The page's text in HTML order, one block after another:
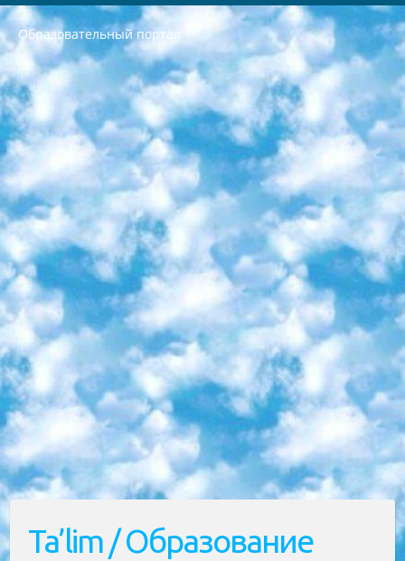
Образовательный портал
РЕСПУБЛИКА УЗБЕКИСТАН МИНИСТРЕРСТВО ДОШКОЛЬНОГО И ШКОЛЬНОГО ОБРАЗОВАНИЯ КОМАНДА в общеобразовательных учреждениях в 2023-2024 учебном году организация и проведение итоговой государственной аттестации обучающихся о Министра дошкольного и школьного образования Республики Узбекистан от 4 марта 2008 года (постановлением Минюста от 20 марта 2008 года № 1778 государственной регистрации) «Итоговое состояние учащихся общего среднего образования на основании положения об утверждении положения об аттестации общего среднего образования выпускной экзамен студентов в образовательных учреждениях в 2023-2024 учебном году В целях организации и прохождения аттестации приказываю: 1. Следующее: перечень предметов, по которым будет проводиться итоговая государственная аттестация и экзамен формы перевода согласно приложению 1; сертификаты международного образца, оценивающие уровень владения иностранными языками перечень согласно приложению 2; 2. Педагогический при специализированных образовательных учреждениях. научно-практический центр квалификации и международной оценки (Д.Давидова) 2024 г. До 25 марта: задания по предметам, по которым будет проводиться итоговая аттестация разработка и утверждение технических условий; итоговая аттестация на основании разработанного предметного задания разработка вопросов по предметам (устно и письменно), экзамен передача; общеобразовательные средние школы и специальные учебные заведения учащиеся выпускных классов школ и интернатов в агентской системе подготовка базы данных экзаменационных материалов и критериев оценки; перевод базы экзаменационных материалов на все языки обучения подать в Республиканский образовательный центр для изготовления; варианты экзаменов на основе разработанных контрольных материалов пусть будут поставлены задачи формирования. 3. Республиканский образовательный центр (Ш.Худайкулов) до 5 апреля 2024 года. до: база данных предоставленных экзаменационных материалов на все языки обучения перевод и экспертиза; для слепых, слабовидящих, глухих, слабослышащих и умственно отсталых детей учащиеся выпускных классов специализированных школ и школ-интернатов база данных экзаменационных материалов на всех преподаваемых языках подготовка критериев оценки; специализированные школы для умственно отсталых детей и технологии для учащихся выпускных классов школ-интернатов разработка соответствующих рекомендаций и критериев проведения ЕГЭ по естествознанию давать задания. 4. Педагогический при специализированных образовательных учреждениях. Научно-практический центр навыков и международной оценки (Д.Давидова), Республика образовательный центр (Худайкулов Ш.) итоговый государственный аттестационный экзамен ориентирован на творческое и логическое мышление при подготовке базы материалов учитывать введение заданий. 5. Следует отметить, что: сертификат государственного образца о знании общеобразовательного предмета и как минимум национальный уровень B1 по предметам на иностранных языках, указанным в Приложении 2. или международно признанный сертификат эквивалентного уровня студенты, изучающие определенный предмет, освобождаются от экзамена; по соответствующим предметам запланирована итоговая государственная аттестация за день до дня, путем жеребьевки Рабочей группой (в письменной форме по предметам, проводимым в форме) из числа сформированных вариантов выбрано 2 варианта; 2 выбранных варианта экзамена анонсированы на официальном сайте министерства и все выпускники по всей стране на основе этих вариантов проводит итоговую государственную аттестацию. 6. Государственное образование учащихся средних общеобразовательных учреждений. знания в соответствии с квалификационными требованиями, которые необходимо приобрести на основании стандартов итоговый (выпускной) контроль для 9 и 11 классов в целях тестирования Экзамены (далее – экзамены) состоят из предметов, перечисленных в приложении 1. будет сделано. 7. Экзамены пройдут с 26 мая по 15 июня 2024 г. (кроме науки физического воспитания). 8. Физическая для учащихся 9 классов общесредних образовательных учреждений. Экзамены по предмету «Образование, квалификация медицина» 1-6 мая 2024 года. сотрудники перевести под присмотр (с отклонениями в физическом или умственном развитии) специализированная школа для детей, школы-интернаты и со сколиозом школы-интернаты санаторного типа для больных детей исключены). 9. Он был слепым, слабовидящим и имел нарушения опорно-двигательного аппарата. экзамены в специализированных школах и интернатах для детей должны проводиться исходя из требований, предъявляемых к общеобразовательным учреждениям (физкультура кроме науки). 10. Специализированная школа для глухих и слабослышащих детей. и экзамены в интернатах и быть реализован в виде письменного теста по математике. 11. Специальность для умственно отсталых детей. Для 9 класса Родной язык и литературное письмо Государственный язык (язык обучения – узбекский). для неклассов) написано Математическое письмо Письменная/устная история Узбекистана Физическое воспитание практично Итоговый контроль Для 11 класса Написание родного языка и литературы (эссе) Математическое письмо Узбекский язык (обучение на узбекском языке) не посещающее общее среднее образование для учреждений)/Образовательное учреждение выбор письменный и устный Иностранный язык письменный/устный Письменная/устная история Узбекистана *По выбору студента:  Химия  Физика  Основы государственного права  География 10 бесплатных образовательных ресурсов - Мы составили подборку онлайн-проектов с интерактивными упражнениями, видеолекциями и статьями. Они помогут вам обрести новые и освежить старые знания бесплатно. 1. «ИНТУИТ» Старейшая образовательная площадка Рунета. Здесь вы найдёте сотни текстовых и видеокурсов на десятки различных тем — от программирования до психологии. Многие курсы подготовлены российскими университетами и крупными международными компаниями вроде Intel и Microsoft. Самостоятельное обучение бесплатное, но желающие могут оплатить услуги персональных наставников. 2. «Смартия» знакомит с актуальными профессиями и подсказывает, как им обучаться. Выбрав заинтересовавшую вас специальность — SMM-специалист, фотограф, веб-дизайнер или другую, — увидите список необходимых для неё умений. Чтобы вы могли освоить их самостоятельно, для каждого умения площадка отображает подборку ссылок на учебные материалы. Хотя «Смартия» ориентируется на русскоязычную аудиторию, часть контента всё же доступна только на английском. 3. «Лекторий Физтеха» Проект Московского физико-технического института (Физтеха). С его помощью вы можете смотреть онлайн серии лекций, записанные на видео в этом вузе. В числе доступных предметов — физика, биология, химия, информационные технологии и другие. К некоторым лекциям администрация ресурса прилагает готовые конспекты, которые можно скачивать в PDF-формате. 4. ITMOcourses Онлайн-площадка Санкт-Петербургского национального исследовательского университета информационных технологий, механики и оптики (ИТМО). Ресурс предоставляет свободный доступ к курсам, разработанным в этом вузе. Каталог материалов разбит на четыре категории: «Оптические системы и технологии», «Приборостроение и робототехника», «Информационные технологии» и «Биотехнологии». Курсы состоят из видеолекций, интерактивных демонстраций и заданий. 5. «КиберЛенинка» Электронная научная библиотека открытого доступа. Каталог площадки регулярно обрастает текстами статей из различных научных изданий. Сгруппированные по журналам и рубрикам публикации можно читать онлайн или скачивать целиком в PDF-формате. Проект нацелен на популяризацию науки за счёт открытого доступа к качественной информации. 6. «ПостНаука» На этом ресурсе публикуют подборки видеолекций, составленные экспертами из разных отраслей и объединённые общими темами. Среди них, к примеру, есть серии «Биоинформатика и геномика», «Культура средневековой Скандинавии» и Cinema Studies о теории кино. Каждая подборка лекций — логически связанная история, рассказанная экспертом от первого лица. Кроме того, на сайте появляются научно-образовательные статьи и тесты на разные темы. 7. «Newочём» Команда проекта «Newочём» отбирает самые интересные тексты из англоязычных СМИ и переводит те из них, за которые голосуют участники сообщества «ВКонтакте». По большей части это научно-популярные статьи. Редакторы придумывают лишь заголовки, в остальном содержание переводов соответствует оригиналам. Полные тексты можно читать прямо в социальной сети. 8. InternetUrok Онлайн-база материалов по основным дисциплинам школьной программы. Информация на сайте структурирована по классам, предметам и темам (урокам). Каждый урок состоит из видеолекций и конспектов. Есть также интерактивные тренажёры и тесты для закрепления пройденного материала. Даже если вы давно окончили школу, возможность повторить программу старших классов всегда может пригодиться. 9. Edutainme Ещё один ресурс об образовании. В отличие от Newtonew, как мне кажется, Edutainme больше ориентируется на представителей индустрии: педагогов, предпринимателей, разработчиков образовательных проектов. Но и любой, кто просто стремится к саморазвитию, найдёт на сайте много полезного и интересного для себя. Например, информацию о новых курсах и образовательных сервисах. 10. Newtonew Онлайн-медиа об образовании и обучении в широком смысле. Авторы Newtonew пишут об инструментах, заведениях, тактиках и стратегиях, которые помогают учить других и получать новые знания самостоятельно. На этой площадке вы найдёте новости, обзоры, аналитические мат
Ta’lim / Образование